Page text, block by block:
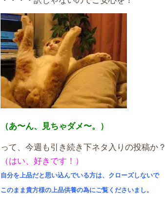
（あ〜ん、見ちゃダメ〜。）
って、今週も引き続き下ネタ入りの投稿か？
（はい、好きです！）
自分を上品だと思い込んでいる方は、 クローズしないで
このまま貴方様の上品供養の為にご覧くださいまし。